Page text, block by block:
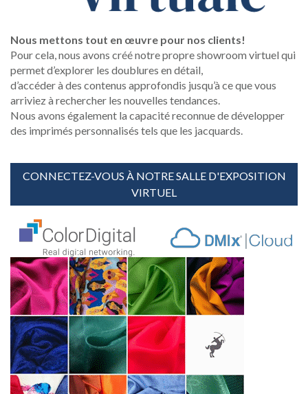
Nous mettons tout en œuvre pour nos clients!
Pour cela, nous avons créé notre propre showroom virtuel qui
permet d’explorer les doublures en détail,
d’accéder à des contenus approfondis jusqu’à ce que vous
arriviez à rechercher les nouvelles tendances.
Nous avons également la capacité reconnue de développer
des imprimés personnalisés tels que les jacquards.
CONNECTEZ-VOUS À NOTRE SALLE D'EXPOSITION
VIRTUEL